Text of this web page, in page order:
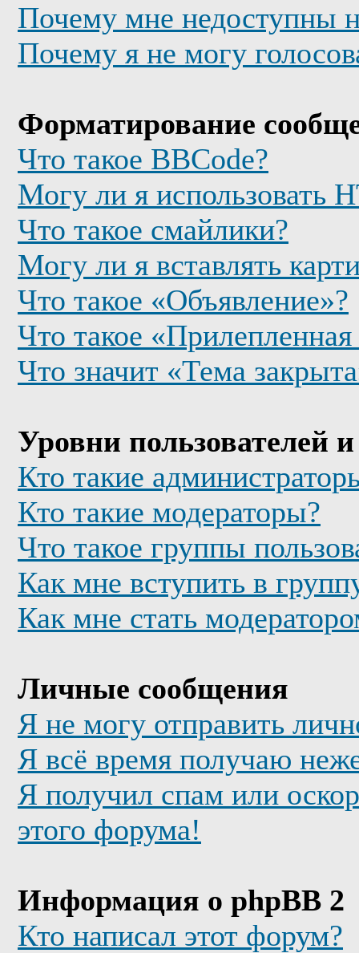
Почему мне недоступны
Почему я не могу
Форматирование
Что такое BBCode?
Могу ли я использовать
Что такое смайлики?
Могу ли я вставлять
Что такое «Объявление»?
Что такое «Прилепленная
Что значит «Тема
Уровни пользователей
Кто такие
Кто такие модераторы?
Что такое группы
Как мне вступить в
Как мне стать
Личные сообщения
Я не могу отправить
Я всё время получаю
Я получил спам или
этого форума!
Информация о phpBB 2
Кто написал этот форум?